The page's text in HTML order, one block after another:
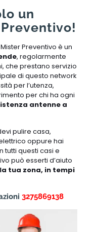
un
Preventivo è un
, regolarmente
che prestano servizio
di questo network
per l’utenza,
per chi ha ogni
antenne a
pulire casa,
oppure hai
tutti questi casi e
può esserti d’aiuto
tua zona, in tempi
3275869138